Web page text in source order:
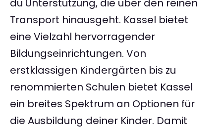
du Unterstützung, die über den reinen
Transport hinausgeht. Kassel bietet
eine Vielzahl hervorragender
Bildungseinrichtungen. Von
erstklassigen Kindergärten bis zu
renommierten Schulen bietet Kassel
ein breites Spektrum an Optionen für
die Ausbildung deiner Kinder. Damit